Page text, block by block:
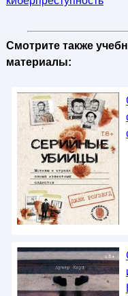
Смотрите также
материалы: